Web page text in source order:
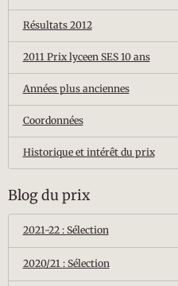
Résultats 2012
2011 Prix lyceen SES 10 ans
Années plus anciennes
Coordonnées
Historique et intérêt du prix
Blog du prix
2021-22 : Sélection
2020/21 : Sélection